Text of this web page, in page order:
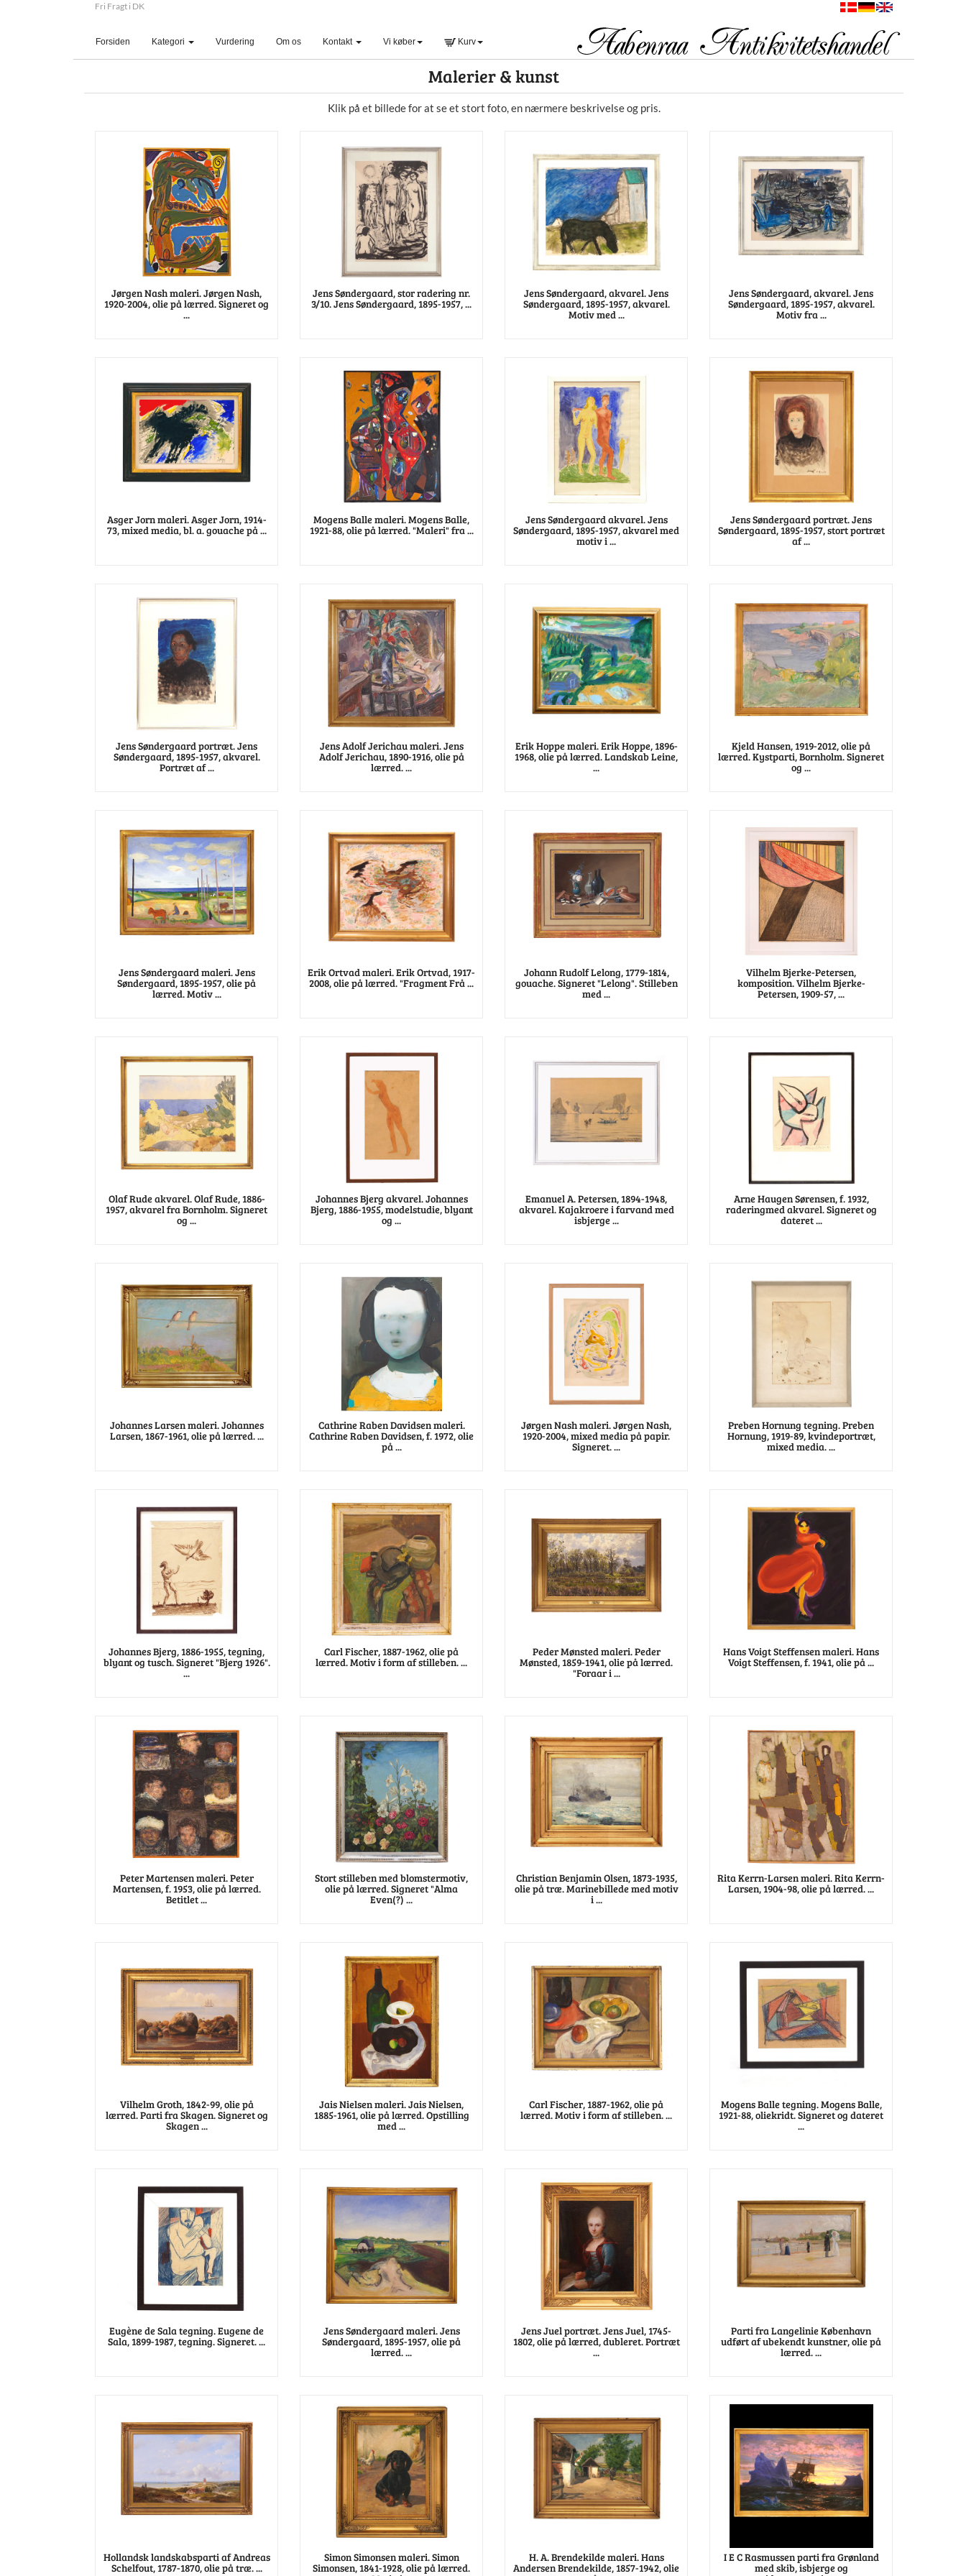
Fri Fragt i DK
Forsiden (current)Kategori Vurdering Om os Kontakt Vi køber Kurv
Malerier & kunst
Klik på et billede for at se et stort foto, en nærmere beskrivelse og pris.
Jørgen Nash maleri. Jørgen Nash,
1920-2004, olie på lærred. Signeret og
...
Jens Søndergaard, stor radering nr.
3/10. Jens Søndergaard, 1895-1957, ...
Jens Søndergaard, akvarel. Jens
Søndergaard, 1895-1957, akvarel.
Motiv med ...
Jens Søndergaard, akvarel. Jens
Søndergaard, 1895-1957, akvarel.
Motiv fra ...
Asger Jorn maleri. Asger Jorn, 1914-
73, mixed media, bl. a. gouache på ...
Mogens Balle maleri. Mogens Balle,
1921-88, olie på lærred. "Maleri" fra ...
Jens Søndergaard akvarel. Jens
Søndergaard, 1895-1957, akvarel med
motiv i ...
Jens Søndergaard portræt. Jens
Søndergaard, 1895-1957, stort portræt
af ...
Jens Søndergaard portræt. Jens
Søndergaard, 1895-1957, akvarel.
Portræt af ...
Jens Adolf Jerichau maleri. Jens
Adolf Jerichau, 1890-1916, olie på
lærred. ...
Erik Hoppe maleri. Erik Hoppe, 1896-
1968, olie på lærred. Landskab Leine,
...
Kjeld Hansen, 1919-2012, olie på
lærred. Kystparti, Bornholm. Signeret
og ...
Jens Søndergaard maleri. Jens
Søndergaard, 1895-1957, olie på
lærred. Motiv ...
Erik Ortvad maleri. Erik Ortvad, 1917-
2008, olie på lærred. "Fragment Frå ...
Johann Rudolf Lelong, 1779-1814,
gouache. Signeret "Lelong". Stilleben
med ...
Vilhelm Bjerke-Petersen,
komposition. Vilhelm Bjerke-
Petersen, 1909-57, ...
Olaf Rude akvarel. Olaf Rude, 1886-
1957, akvarel fra Bornholm. Signeret
og ...
Johannes Bjerg akvarel. Johannes
Bjerg, 1886-1955, modelstudie, blyant
og ...
Emanuel A. Petersen, 1894-1948,
akvarel. Kajakroere i farvand med
isbjerge ...
Arne Haugen Sørensen, f. 1932,
raderingmed akvarel. Signeret og
dateret ...
Johannes Larsen maleri. Johannes
Larsen, 1867-1961, olie på lærred. ...
Cathrine Raben Davidsen maleri.
Cathrine Raben Davidsen, f. 1972, olie
på ...
Jørgen Nash maleri. Jørgen Nash,
1920-2004, mixed media på papir.
Signeret. ...
Preben Hornung tegning. Preben
Hornung, 1919-89, kvindeportræt,
mixed media. ...
Johannes Bjerg, 1886-1955, tegning,
blyant og tusch. Signeret "Bjerg 1926".
...
Carl Fischer, 1887-1962, olie på
lærred. Motiv i form af stilleben. ...
Peder Mønsted maleri. Peder
Mønsted, 1859-1941, olie på lærred.
"Foraar i ...
Hans Voigt Steffensen maleri. Hans
Voigt Steffensen, f. 1941, olie på ...
Peter Martensen maleri. Peter
Martensen, f. 1953, olie på lærred.
Betitlet ...
Stort stilleben med blomstermotiv,
olie på lærred. Signeret "Alma
Even(?) ...
Christian Benjamin Olsen, 1873-1935,
olie på træ. Marinebillede med motiv
i ...
Rita Kerrn-Larsen maleri. Rita Kerrn-
Larsen, 1904-98, olie på lærred. ...
Vilhelm Groth, 1842-99, olie på
lærred. Parti fra Skagen. Signeret og
Skagen ...
Jais Nielsen maleri. Jais Nielsen,
1885-1961, olie på lærred. Opstilling
med ...
Carl Fischer, 1887-1962, olie på
lærred. Motiv i form af stilleben. ...
Mogens Balle tegning. Mogens Balle,
1921-88, oliekridt. Signeret og dateret
...
Eugène de Sala tegning. Eugene de
Sala, 1899-1987, tegning. Signeret. ...
Jens Søndergaard maleri. Jens
Søndergaard, 1895-1957, olie på
lærred. ...
Jens Juel portræt. Jens Juel, 1745-
1802, olie på lærred, dubleret. Portræt
...
Parti fra Langelinie København
udført af ubekendt kunstner, olie på
lærred. ...
Hollandsk landskabsparti af Andreas
Schelfout, 1787-1870, olie på træ. ...
Simon Simonsen maleri. Simon
Simonsen, 1841-1928, olie på lærred.
H. A. Brendekilde maleri. Hans
Andersen Brendekilde, 1857-1942, olie
I E C Rasmussen parti fra Grønland
med skib, isbjerge og